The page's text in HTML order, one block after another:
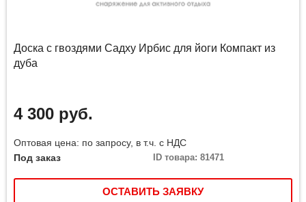
Доска с гвоздями Садху Ирбис для йоги Компакт из
дуба
4 300 руб.
Оптовая цена: по запросу, в т.ч. с НДС
Под заказ
ID товара: 81471
ОСТАВИТЬ ЗАЯВКУ